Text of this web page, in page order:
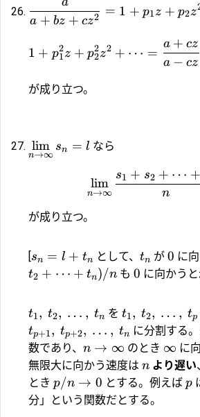
a + bz + cz2 = 1 + p1z + p2z
1 + p1
2z + p2
2z2 + ⋯ =
a − cz
a + cz
が成り立つ。
n→∞
lim sn = l なら
n→∞
lim
n
s1 + s2 + ⋯ +
が成り立つ。
[sn = l + tn として、 tn が 0 に
t2 + ⋯ + tn)/n も0 に向かうと
t1, t2, … , tn を t1, t2, … , tp
tp+1, tp+2, … , tn に分割する
数であり、 n → ∞ のとき ∞ に
無限大に向かう速度は n より遅い
とき p/n → 0 とする。例えば p
分」という関数だとする。